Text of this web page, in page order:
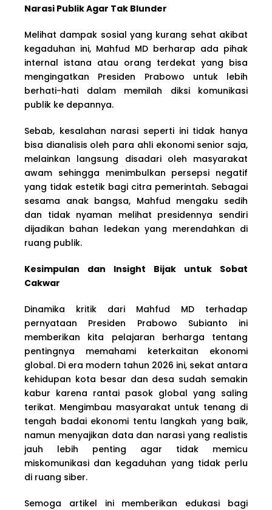
Narasi Publik Agar Tak Blunder
Melihat dampak sosial yang kurang sehat akibat
kegaduhan ini, Mahfud MD berharap ada pihak
internal istana atau orang terdekat yang bisa
mengingatkan Presiden Prabowo untuk lebih
berhati-hati dalam memilah diksi komunikasi
publik ke depannya.
Sebab, kesalahan narasi seperti ini tidak hanya
bisa dianalisis oleh para ahli ekonomi senior saja,
melainkan langsung disadari oleh masyarakat
awam sehingga menimbulkan persepsi negatif
yang tidak estetik bagi citra pemerintah. Sebagai
sesama anak bangsa, Mahfud mengaku sedih
dan tidak nyaman melihat presidennya sendiri
dijadikan bahan ledekan yang merendahkan di
ruang publik.
Kesimpulan dan Insight Bijak untuk Sobat
Cakwar
Dinamika kritik dari Mahfud MD terhadap
pernyataan Presiden Prabowo Subianto ini
memberikan kita pelajaran berharga tentang
pentingnya memahami keterkaitan ekonomi
global. Di era modern tahun 2026 ini, sekat antara
kehidupan kota besar dan desa sudah semakin
kabur karena rantai pasok global yang saling
terikat. Mengimbau masyarakat untuk tenang di
tengah badai ekonomi tentu langkah yang baik,
namun menyajikan data dan narasi yang realistis
jauh lebih penting agar tidak memicu
miskomunikasi dan kegaduhan yang tidak perlu
di ruang siber.
Semoga artikel ini memberikan edukasi bagi